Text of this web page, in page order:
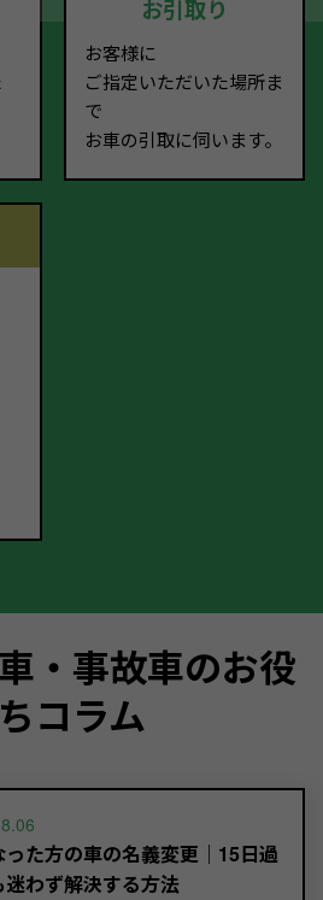
お引取り
お客様に
ご指定いただいた場所ま
で
お車の引取に伺います。
・事故車のお役
コラム
った方の車の名義変更｜15日過
迷わず解決する方法